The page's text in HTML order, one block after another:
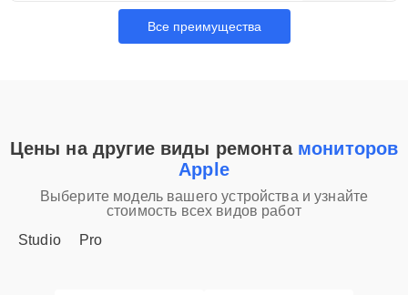
Все преимущества
Цены на другие виды ремонта мониторов
Apple
Выберите модель вашего устройства и узнайте
стоимость всех видов работ
Studio
Pro